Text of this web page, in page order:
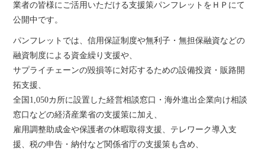
業者の皆様にご活用いただける支援策パンフレットをＨＰにて
公開中です。
パンフレットでは、信用保証制度や無利子・無担保融資などの
融資制度による資金繰り支援や、
サプライチェーンの毀損等に対応するための設備投資・販路開
拓支援、
全国1,050カ所に設置した経営相談窓口・海外進出企業向け相談
窓口などの経済産業省の支援策に加え、
雇用調整助成金や保護者の休暇取得支援、テレワーク導入支
援、税の申告・納付など関係省庁の支援策も含め、